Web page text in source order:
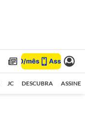
JC DESCUBRA ASSINE